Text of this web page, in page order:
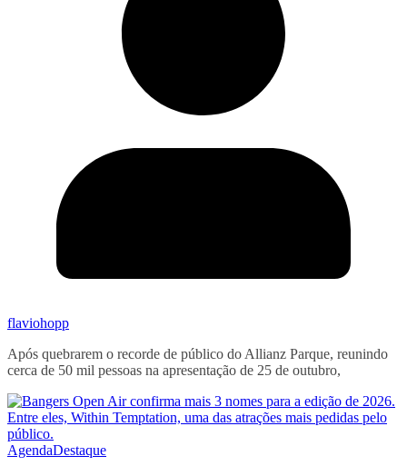
flaviohopp
Após quebrarem o recorde de público do Allianz Parque, reunindo
cerca de 50 mil pessoas na apresentação de 25 de outubro,
AgendaDestaque